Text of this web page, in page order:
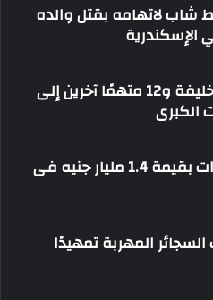
شاب لاتهامه بقتل والده
إحالة أوراق المذيعة سارة خليفة و12 متهمًا آخرين إلى
الكبرى
ضبط 3 أفدنة مزروعة مخدرات بقيمة 1.4 مليار جنيه فى
السجائر المهربة تمهيدًا